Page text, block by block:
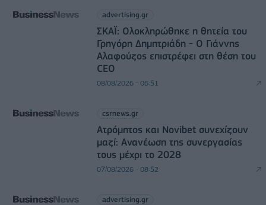
advertising.gr
ΣΚΑΪ: Ολοκληρώθηκε η θητεία του
Γρηγόρη Δημητριάδη - Ο Γιάννης
Αλαφούζος επιστρέφει στη θέση του
CEO
08/08/2026 - 06:51
csrnews.gr
Ατρόμητος και Novibet συνεχίζουν
μαζί: Ανανέωση της συνεργασίας
τους μέχρι το 2028
07/08/2026 - 08:52
advertising.gr